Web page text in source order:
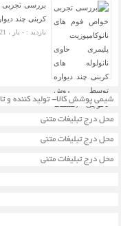
بررسی تجربی
کربنی چند
بازدید : - بار ، 21 آوریل 2018
شیمی پوشش کالا- تولید کننده و
محل درج تبلیغات متنی
محل درج تبلیغات متنی
محل درج تبلیغات متنی